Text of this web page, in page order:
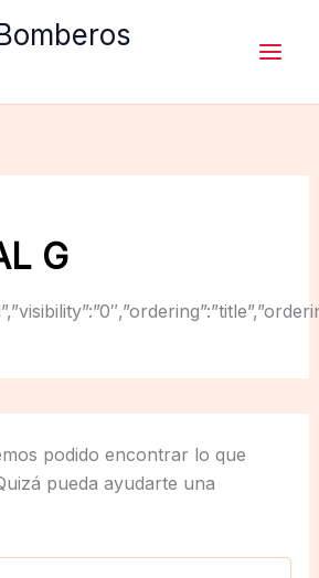
G
podido encontrar lo que
pueda ayudarte una